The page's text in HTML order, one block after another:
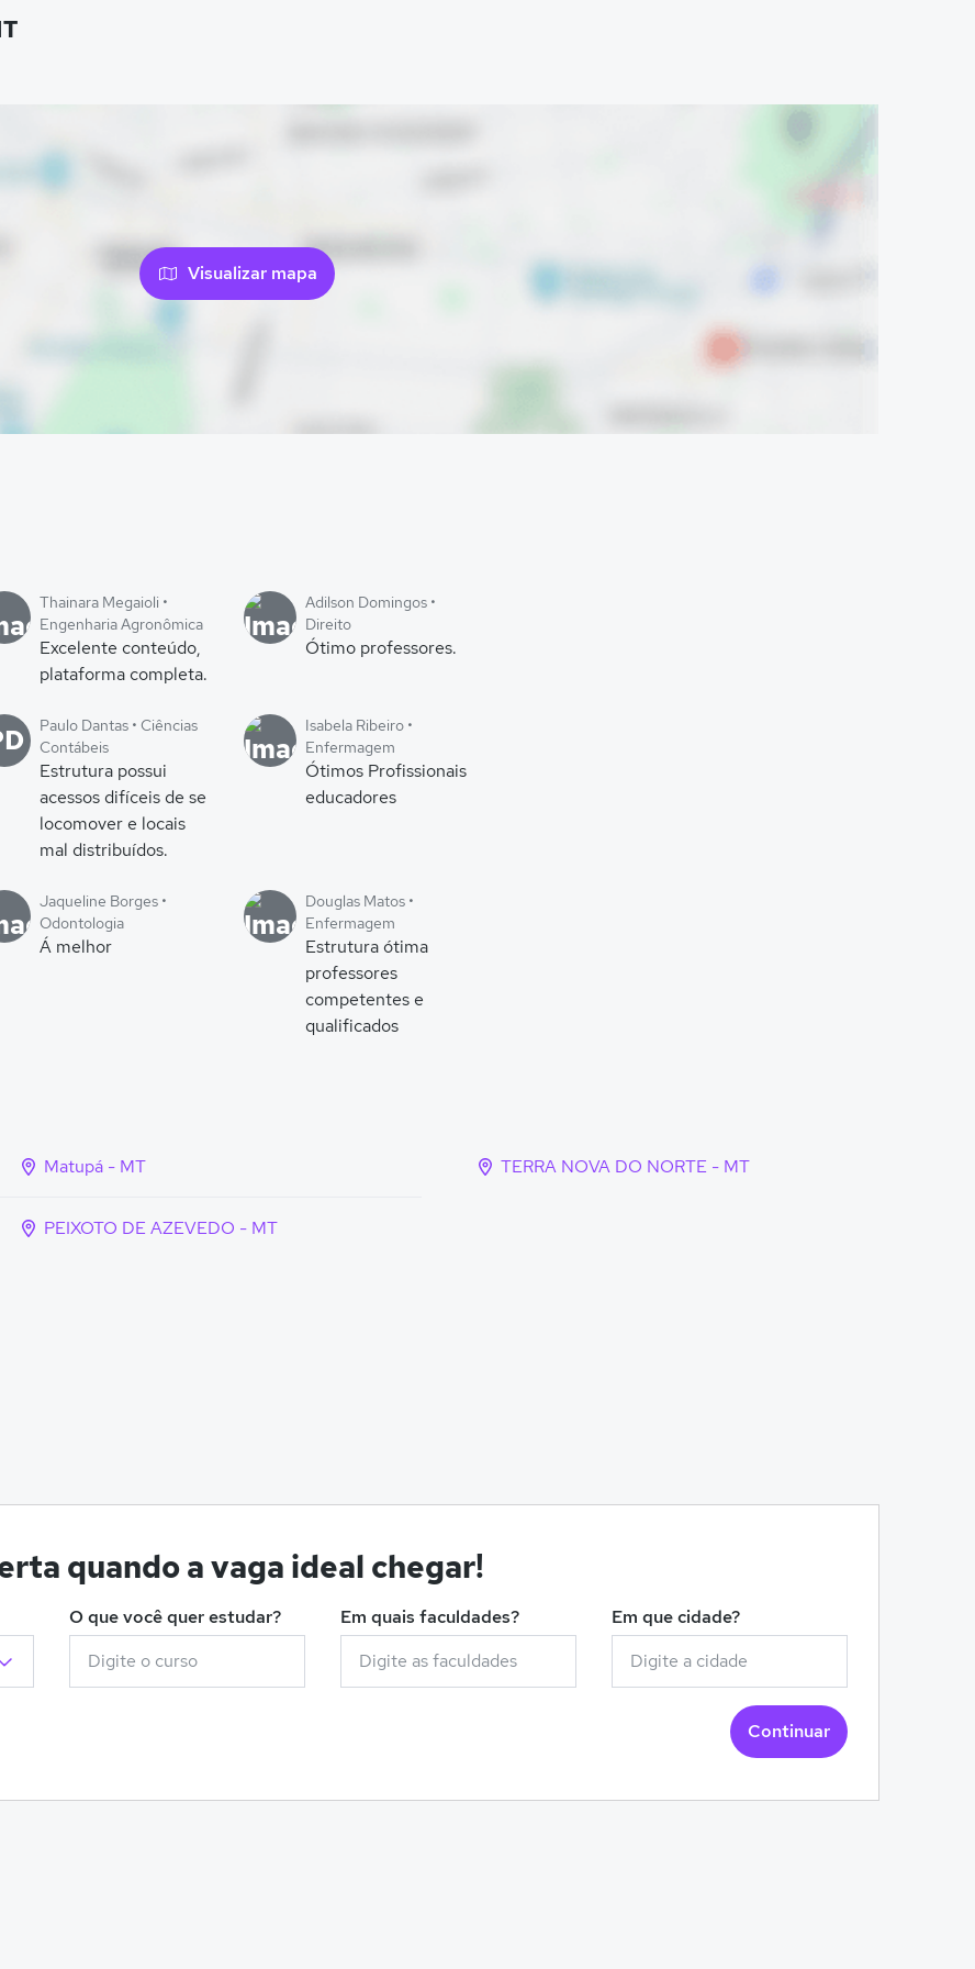
Visualizar mapa
Thainara Megaioli •
Engenharia Agronômica
Excelente conteúdo,
plataforma completa.
Adilson Domingos •
Direito
Ótimo professores.
Paulo Dantas • Ciências
Contábeis
Estrutura possui
acessos difíceis de se
locomover e locais
mal distribuídos.
Isabela Ribeiro •
Enfermagem
Ótimos Profissionais
educadores
Jaqueline Borges •
Odontologia
Á melhor
Douglas Matos •
Enfermagem
Estrutura ótima
professores
competentes e
qualificados
Matupá - MT
PEIXOTO DE AZEVEDO - MT
TERRA NOVA DO NORTE - MT
quando a vaga ideal chegar!
O que você quer estudar? Em quais faculdades? Em que cidade?
Continuar